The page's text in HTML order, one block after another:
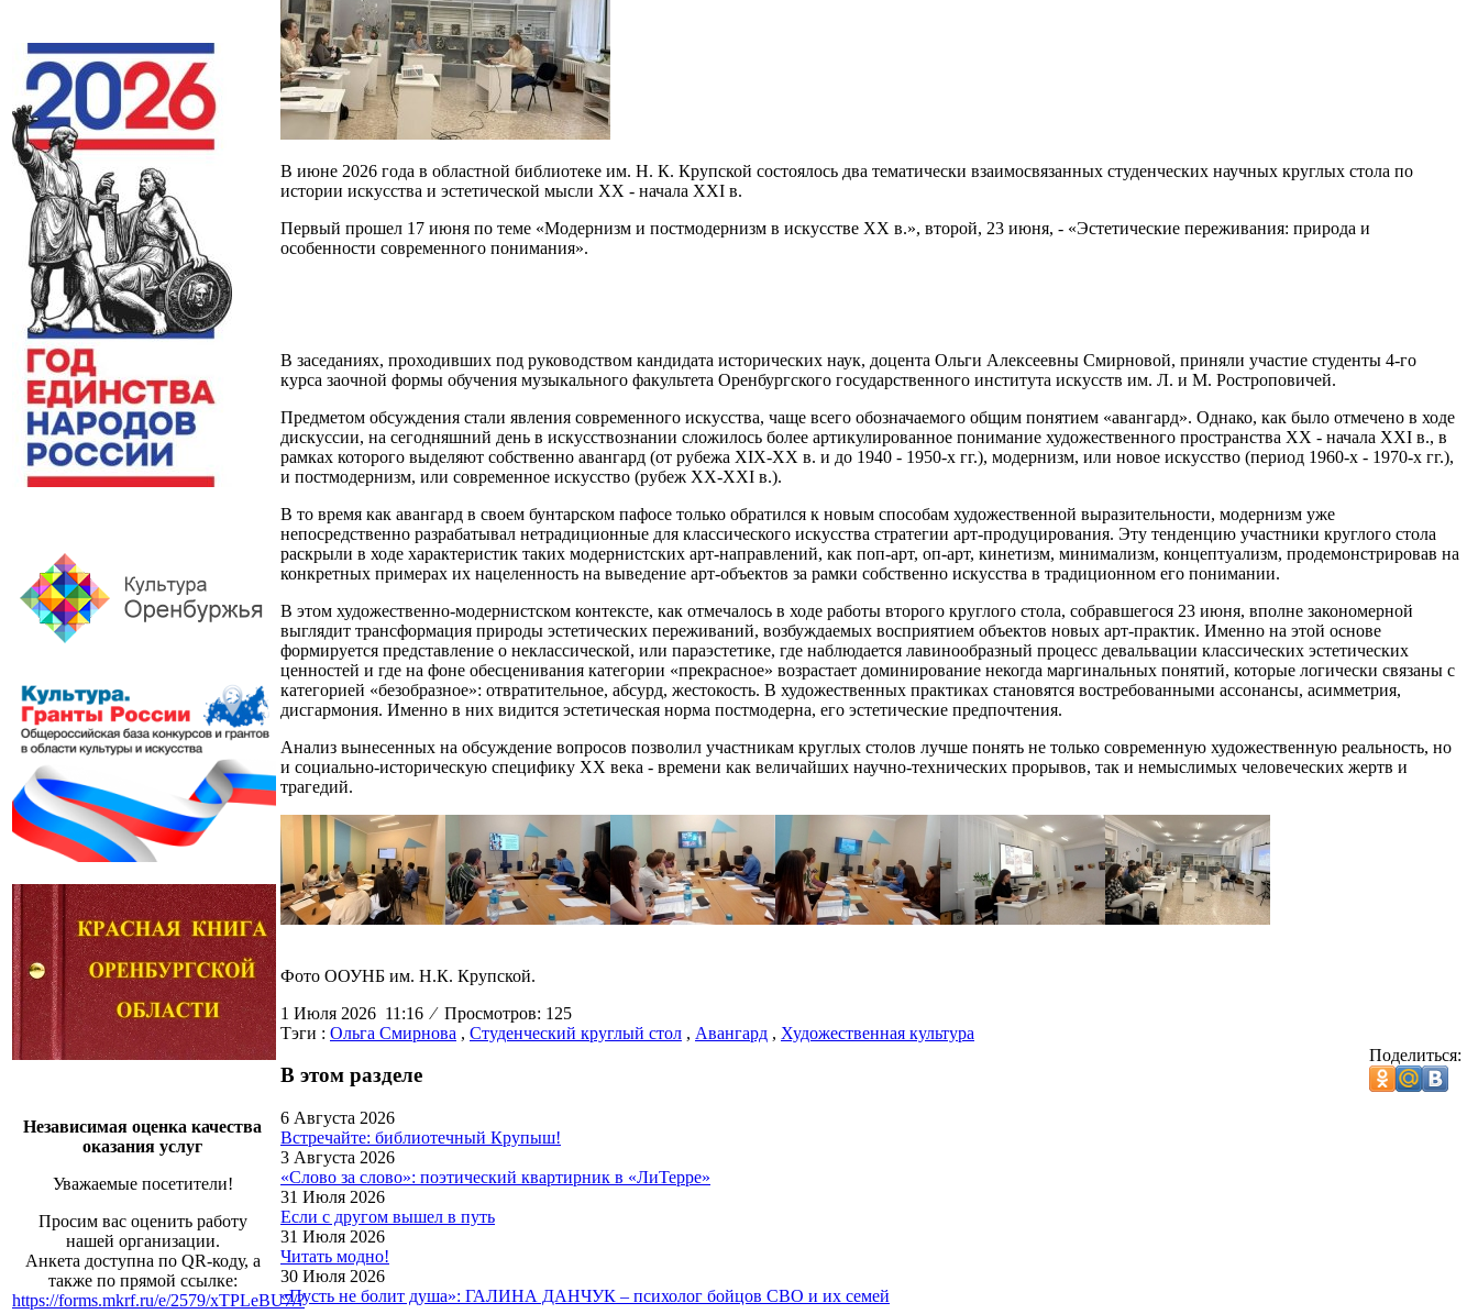
Независимая оценка качества
оказания услуг
Уважаемые посетители!
Просим вас оценить работу
нашей организации.
Анкета доступна по QR-коду, а
также по прямой ссылке:
https://forms.mkrf.ru/e/2579/xTPLeBU7/?
В июне 2026 года в областной библиотеке им. Н. К. Крупской состоялось два тематически взаимосвязанных студенческих научных круглых стола по
истории искусства и эстетической мысли XX - начала XXI в.
Первый прошел 17 июня по теме «Модернизм и постмодернизм в искусстве ХХ в.», второй, 23 июня, - «Эстетические переживания: природа и
особенности современного понимания».
В заседаниях, проходивших под руководством кандидата исторических наук, доцента Ольги Алексеевны Смирновой, приняли участие студенты 4-го
курса заочной формы обучения музыкального факультета Оренбургского государственного института искусств им. Л. и М. Ростроповичей.
Предметом обсуждения стали явления современного искусства, чаще всего обозначаемого общим понятием «авангард». Однако, как было отмечено в ходе
дискуссии, на сегодняшний день в искусствознании сложилось более артикулированное понимание художественного пространства ХХ - начала XXI в., в
рамках которого выделяют собственно авангард (от рубежа XIX-ХХ в. и до 1940 - 1950-х гг.), модернизм, или новое искусство (период 1960-х - 1970-х гг.),
и постмодернизм, или современное искусство (рубеж XX-XXI в.).
В то время как авангард в своем бунтарском пафосе только обратился к новым способам художественной выразительности, модернизм уже
непосредственно разрабатывал нетрадиционные для классического искусства стратегии арт-продуцирования. Эту тенденцию участники круглого стола
раскрыли в ходе характеристик таких модернистских арт-направлений, как поп-арт, оп-арт, кинетизм, минимализм, концептуализм, продемонстрировав на
конкретных примерах их нацеленность на выведение арт-объектов за рамки собственно искусства в традиционном его понимании.
В этом художественно-модернистском контексте, как отмечалось в ходе работы второго круглого стола, собравшегося 23 июня, вполне закономерной
выглядит трансформация природы эстетических переживаний, возбуждаемых восприятием объектов новых арт-практик. Именно на этой основе
формируется представление о неклассической, или параэстетике, где наблюдается лавинообразный процесс девальвации классических эстетических
ценностей и где на фоне обесценивания категории «прекрасное» возрастает доминирование некогда маргинальных понятий, которые логически связаны с
категорией «безобразное»: отвратительное, абсурд, жестокость. В художественных практиках становятся востребованными ассонансы, асимметрия,
дисгармония. Именно в них видится эстетическая норма постмодерна, его эстетические предпочтения.
Анализ вынесенных на обсуждение вопросов позволил участникам круглых столов лучше понять не только современную художественную реальность, но
и социально-историческую специфику ХХ века - времени как величайших научно-технических прорывов, так и немыслимых человеческих жертв и
трагедий.
Фото ООУНБ им. Н.К. Крупской.
1 Июля 2026 11:16⁄Просмотров: 125
Тэги : Ольга Смирнова , Студенческий круглый стол , Авангард , Художественная культура
Поделиться:
В этом разделе
6 Августа 2026
Встречайте: библиотечный Крупыш!
3 Августа 2026
«Слово за слово»: поэтический квартирник в «ЛиТерре»
31 Июля 2026
Если с другом вышел в путь
31 Июля 2026
Читать модно!
30 Июля 2026
«Пусть не болит душа»: ГАЛИНА ДАНЧУК – психолог бойцов СВО и их семей